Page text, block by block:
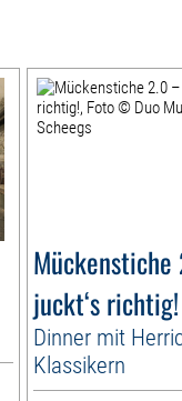
juckt‘s richtig!
Dinner mit
Klassikern